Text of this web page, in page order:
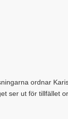
ordnar
ser ut för tillfället